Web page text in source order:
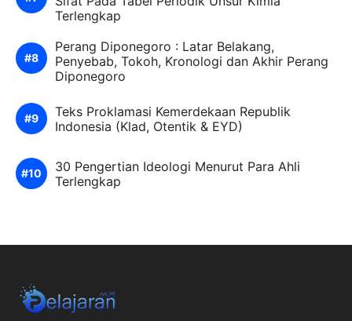
Terlengkap
Perang Diponegoro : Latar Belakang,
Penyebab, Tokoh, Kronologi dan Akhir Perang
Diponegoro
Teks Proklamasi Kemerdekaan Republik
Indonesia (Klad, Otentik & EYD)
30 Pengertian Ideologi Menurut Para Ahli
Terlengkap